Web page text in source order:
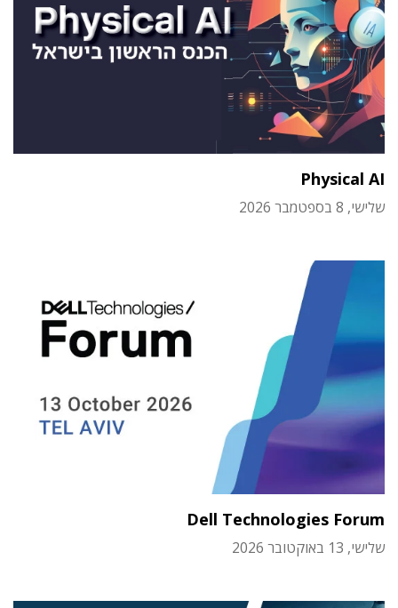
Physical AI
שלישי, 8 בספטמבר 2026
Dell Technologies Forum
שלישי, 13 באוקטובר 2026